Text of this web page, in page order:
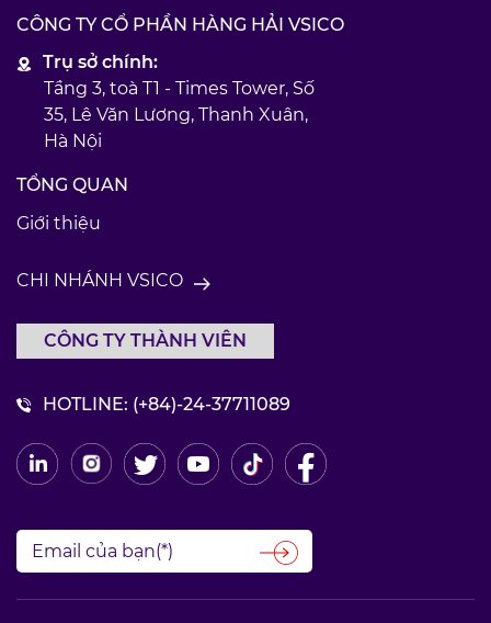
CÔNG TY CỔ PHẦN HÀNG HẢI VSICO
Trụ sở chính:
Tầng 3, toà T1 - Times Tower, Số
35, Lê Văn Lương, Thanh Xuân,
Hà Nội
TỔNG QUAN
Giới thiệu
CHI NHÁNH VSICO
CÔNG TY THÀNH VIÊN
HOTLINE: (+84)-24-37711089